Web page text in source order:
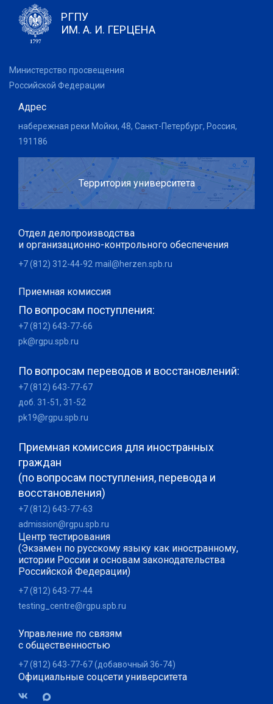
РГПУ
ИМ. А. И. ГЕРЦЕНА
Министерство просвещения
Российской Федерации
Адрес
набережная реки Мойки, 48, Санкт-Петербург, Россия,
191186
Территория университета
Отдел делопроизводства
и организационно-контрольного обеспечения
+7 (812) 312-44-92 mail@herzen.spb.ru
Приемная комиссия
По вопросам поступления:
+7 (812) 643-77-66
pk@rgpu.spb.ru
По вопросам переводов и восстановлений:
+7 (812) 643-77-67
доб. 31-51, 31-52
pk19@rgpu.spb.ru
Приемная комиссия для иностранных
граждан
(по вопросам поступления, перевода и
восстановления)
+7 (812) 643-77-63
admission@rgpu.spb.ru
Центр тестирования
(Экзамен по русскому языку как иностранному,
истории России и основам законодательства
Российской Федерации)
+7 (812) 643-77-44
testing_centre@rgpu.spb.ru
Управление по связям
с общественностью
+7 (812) 643-77-67 (добавочный 36-74)
Официальные соцсети университета